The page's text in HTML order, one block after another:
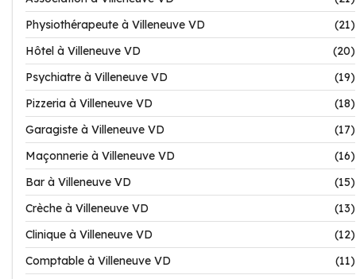
Physiothérapeute à Villeneuve VD
(21)
Hôtel à Villeneuve VD
(20)
Psychiatre à Villeneuve VD
(19)
Pizzeria à Villeneuve VD
(18)
Garagiste à Villeneuve VD
(17)
Maçonnerie à Villeneuve VD
(16)
Bar à Villeneuve VD
(15)
Crèche à Villeneuve VD
(13)
Clinique à Villeneuve VD
(12)
Comptable à Villeneuve VD
(11)